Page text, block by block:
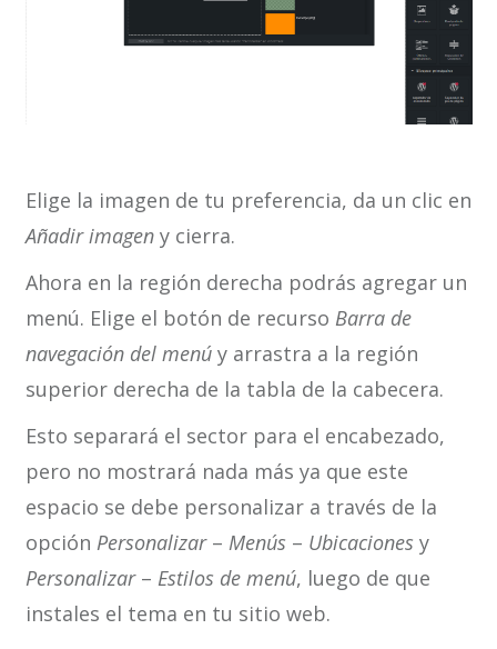
Elige la imagen de tu preferencia, da un clic en
Añadir imageny cierra.
Ahora en la región derecha podrás agregar un
menú. Elige el botón de recurso Barra de
navegación del menúy arrastra a la región
superior derecha de la tabla de la cabecera.
Esto separará el sector para el encabezado,
pero no mostrará nada más ya que este
espacio se debe personalizar a través de la
opción Personalizar– Menús – Ubicaciones y
Personalizar– Estilos de menú, luego de que
instales el tema en tu sitio web.